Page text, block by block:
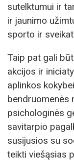
sutelktumui ir
ir jaunimo
sporto ir
Taip pat gali
akcijos ir
aplinkos
bendruomenės
psichologinės
savitarpio
susijusios su
teikti viešąsias